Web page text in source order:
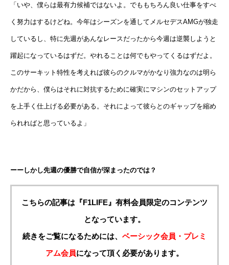
「いや、僕らは最有力候補ではないよ。でももちろん良い仕事をすべ
く努力はするけどね。今年はシーズンを通してメルセデスAMGが独走
しているし、特に先週があんなレースだったから今週は逆襲しようと
躍起になっているはずだ。やれることは何でもやってくるはずだよ。
このサーキット特性を考えれば彼らのクルマがかなり強力なのは明ら
かだから、僕らはそれに対抗するために確実にマシンのセットアップ
を上手く仕上げる必要がある。それによって彼らとのギャップを縮め
られればと思っているよ」
ーーしかし先週の優勝で自信が深まったのでは？
こちらの記事は『F1LIFE』有料会員限定のコンテンツ
となっています。
続きをご覧になるためには、 ベーシック会員・プレミ
アム会員になって頂く必要があります。